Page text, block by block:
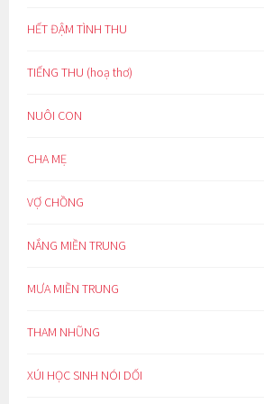
HẾT ĐẬM TÌNH THU
TIẾNG THU (hoạ thơ)
NUÔI CON
CHA MẸ
VỢ CHỒNG
NẮNG MIỀN TRUNG
MƯA MIỀN TRUNG
THAM NHŨNG
XÚI HỌC SINH NÓI DỐI